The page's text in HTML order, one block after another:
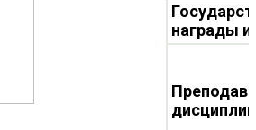
награды и